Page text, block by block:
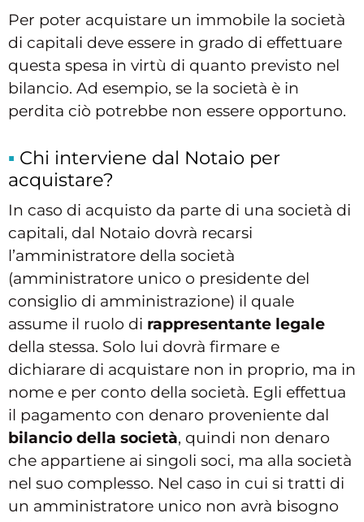
Per poter acquistare un immobile la società
di capitali deve essere in grado di effettuare
questa spesa in virtù di quanto previsto nel
bilancio. Ad esempio, se la società è in
perdita ciò potrebbe non essere opportuno.
Chi interviene dal Notaio per
acquistare?
In caso di acquisto da parte di una società di
capitali, dal Notaio dovrà recarsi
l’amministratore della società
(amministratore unico o presidente del
consiglio di amministrazione) il quale
assume il ruolo di rappresentante legale
della stessa. Solo lui dovrà firmare e
dichiarare di acquistare non in proprio, ma in
nome e per conto della società. Egli effettua
il pagamento con denaro proveniente dal
bilancio della società, quindi non denaro
che appartiene ai singoli soci, ma alla società
nel suo complesso. Nel caso in cui si tratti di
un amministratore unico non avrà bisogno